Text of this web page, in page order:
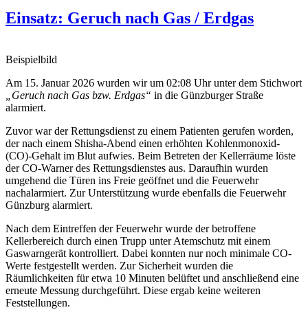
Einsatz: Geruch nach Gas / Erdgas
Beispielbild
Am 15. Januar 2026 wurden wir um 02:08 Uhr unter dem Stichwort
„Geruch nach Gas bzw. Erdgas“ in die Günzburger Straße
alarmiert.
Zuvor war der Rettungsdienst zu einem Patienten gerufen worden,
der nach einem Shisha-Abend einen erhöhten Kohlenmonoxid-
(CO)-Gehalt im Blut aufwies. Beim Betreten der Kellerräume löste
der CO-Warner des Rettungsdienstes aus. Daraufhin wurden
umgehend die Türen ins Freie geöffnet und die Feuerwehr
nachalarmiert. Zur Unterstützung wurde ebenfalls die Feuerwehr
Günzburg alarmiert.
Nach dem Eintreffen der Feuerwehr wurde der betroffene
Kellerbereich durch einen Trupp unter Atemschutz mit einem
Gaswarngerät kontrolliert. Dabei konnten nur noch minimale CO-
Werte festgestellt werden. Zur Sicherheit wurden die
Räumlichkeiten für etwa 10 Minuten belüftet und anschließend eine
erneute Messung durchgeführt. Diese ergab keine weiteren
Feststellungen.